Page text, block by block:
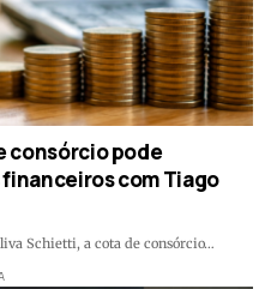
consórcio pode
com Tiago
Schietti, a cota de consórcio…